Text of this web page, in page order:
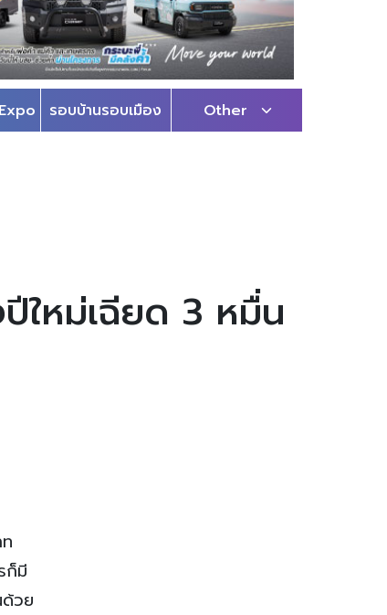
รอบบ้านรอบเมือง Other
ใหม่เฉียด 3 หมื่น
ก็มี
วย